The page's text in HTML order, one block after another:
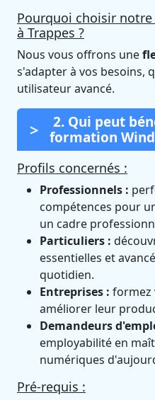
Pourquoi choisir
à Trappes ?
Nous vous offrons une
s'adapter à vos besoins,
utilisateur avancé.
2. Qui peut
formation
Profils concernés :
Professionnels :
compétences pour
un cadre
Particuliers :
essentielles et
quotidien.
Entreprises : formez
améliorer leur
Demandeurs
employabilité en
numériques
Pré-requis :